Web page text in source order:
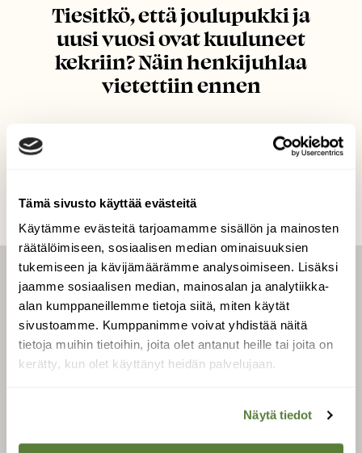
Tämä sivusto käyttää evästeitä
Käytämme evästeitä tarjoamamme sisällön ja mainosten
räätälöimiseen, sosiaalisen median ominaisuuksien
tukemiseen ja kävijämäärämme analysoimiseen. Lisäksi
jaamme sosiaalisen median, mainosalan ja analytiikka-
alan kumppaneillemme tietoja siitä, miten käytät
sivustoamme. Kumppanimme voivat yhdistää näitä
tietoja muihin tietoihin, joita olet antanut heille tai joita on
kerätty, kun olet käyttänyt heidän palvelujaan.
Näytä tiedot
Tiesitkö, että joulupukki ja
uusi vuosi ovat kuuluneet
kekriin? Näin henkijuhlaa
vietettiin ennen
LEHTI
Uusin lehti
Tilaa Suomen Luonto
Tilaa digilukuoikeus
Tilaa uutiskirje